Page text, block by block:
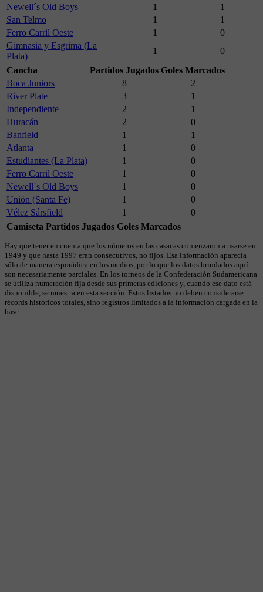
Newell´s Old Boys
1
1
San Telmo
1
1
Ferro Carril Oeste
1
0
Gimnasia y Esgrima (La
Plata)
1
0
Cancha
Partidos Jugados Goles Marcados
Boca Juniors
8
2
River Plate
3
1
Independiente
2
1
Huracán
2
0
Banfield
1
1
Atlanta
1
0
Estudiantes (La Plata)
1
0
Ferro Carril Oeste
1
0
Newell´s Old Boys
1
0
Unión (Santa Fe)
1
0
Vélez Sársfield
1
0
Camiseta Partidos Jugados Goles Marcados
Hay que tener en cuenta que los números en las casacas comenzaron a usarse en
1949 y que hasta 1997 eran consecutivos, no fijos. Esa información aparecía
sólo de manera esporádica en los medios, por lo que los datos brindados aquí
son necesariamente parciales. En los torneos de la Confederación Sudamericana
se utiliza numeración fija desde sus primeras ediciones y, cuando ese dato está
disponible, se muestra en esta sección. Estos listados no deben considerarse
récords históricos totales, sino registros limitados a la información cargada en la
base.